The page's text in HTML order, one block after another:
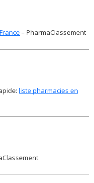
– PharmaClassement
liste pharmacies en